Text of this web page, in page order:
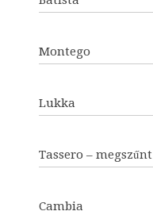
Montego
Lukka
Tassero – megszűnt
Cambia